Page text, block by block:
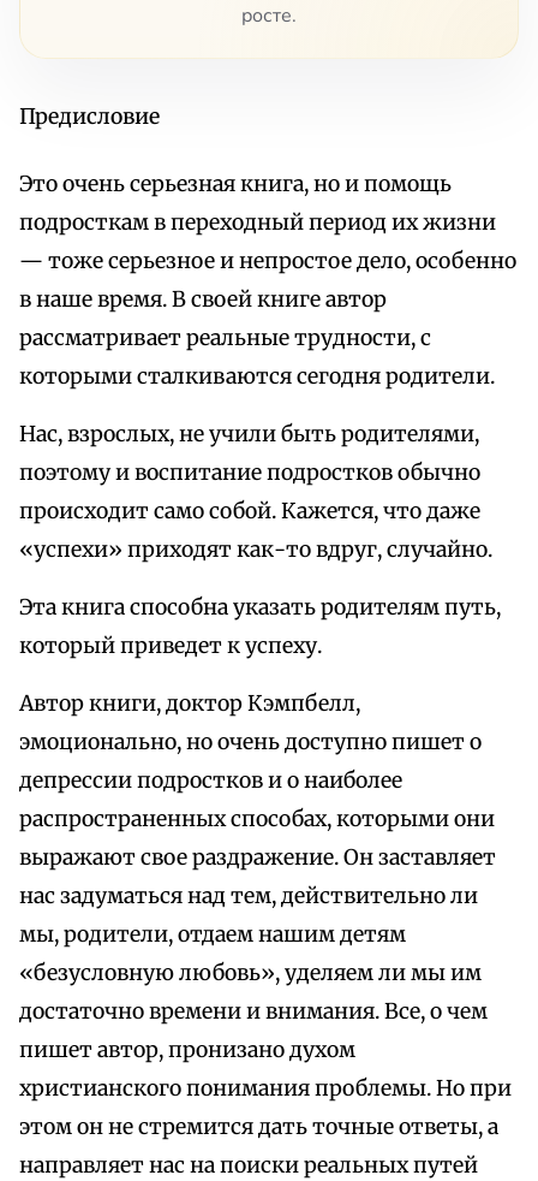
росте.
Предисловие
Это очень серьезная книга, но и помощь
подросткам в переходный период их жизни
— тоже серьезное и непростое дело, особенно
в наше время. В своей книге автор
рассматривает реальные трудности, с
которыми сталкиваются сегодня родители.
Нас, взрослых, не учили быть родителями,
поэтому и воспитание подростков обычно
происходит само собой. Кажется, что даже
«успехи» приходят как-то вдруг, случайно.
Эта книга способна указать родителям путь,
который приведет к успеху.
Автор книги, доктор Кэмпбелл,
эмоционально, но очень доступно пишет о
депрессии подростков и о наиболее
распространенных способах, которыми они
выражают свое раздражение. Он заставляет
нас задуматься над тем, действительно ли
мы, родители, отдаем нашим детям
«безусловную любовь», уделяем ли мы им
достаточно времени и внимания. Все, о чем
пишет автор, пронизано духом
христианского понимания проблемы. Но при
этом он не стремится дать точные ответы, а
направляет нас на поиски реальных путей